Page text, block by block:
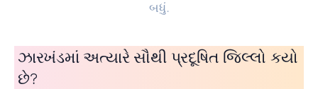
બધું.
ઝારખંડમાં અત્યારે સૌથી પ્રદૂષિત જિલ્લો કયો
છે?